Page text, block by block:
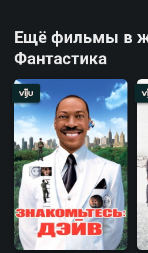
Ещё фильмы в
Фантастика